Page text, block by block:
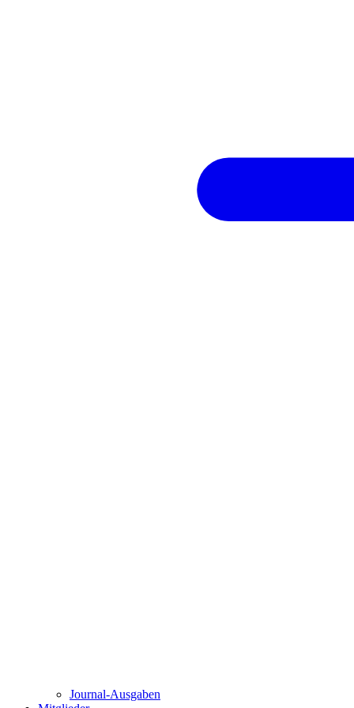
Journal-Ausgaben